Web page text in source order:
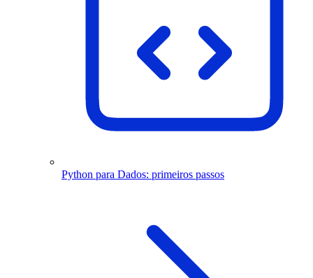
Python para Dados: primeiros passos